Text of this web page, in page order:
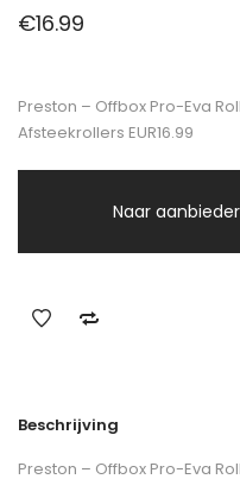
€16.99
Preston – Offbox Pro-Eva
Afsteekrollers EUR16.99
Naar aanbieder
Beschrijving
Preston – Offbox Pro-Eva